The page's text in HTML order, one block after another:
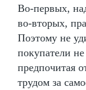
Во-первых,
во-вторых,
Поэтому не
покупатели
предпочитая
трудом за